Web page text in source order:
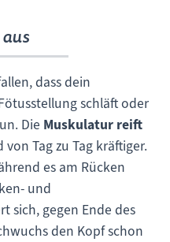
dass dein
schläft oder
Die Muskulatur reift
von Tag zu Tag kräftiger.
es am Rücken
und
sich, gegen Ende des
den Kopf schon